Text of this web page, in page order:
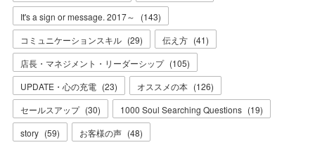
It's a sign or message. 2017～
(143)
コミュニケーションスキル (29) 伝え方 (41)
店長・マネジメント・リーダーシップ (105)
UPDATE・心の充電 (23) オススメの本 (126)
セールスアップ (30) 1000 Soul Searching Questions (19)
story (59) お客様の声 (48)